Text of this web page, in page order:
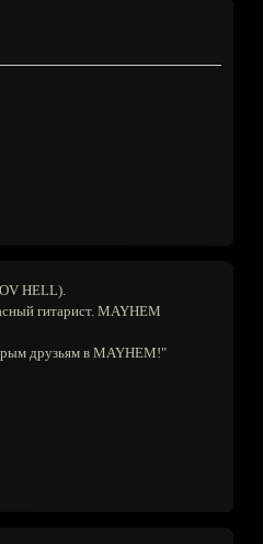
HELL).
гитарист. MAYHEM
друзьям в MAYHEM!"